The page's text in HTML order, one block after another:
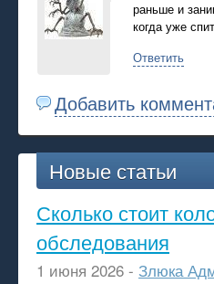
раньше и
когда уже
Ответить
Добавить
Новые статьи
Сколько стоит
обследования
1 июня 2026 - Злюка